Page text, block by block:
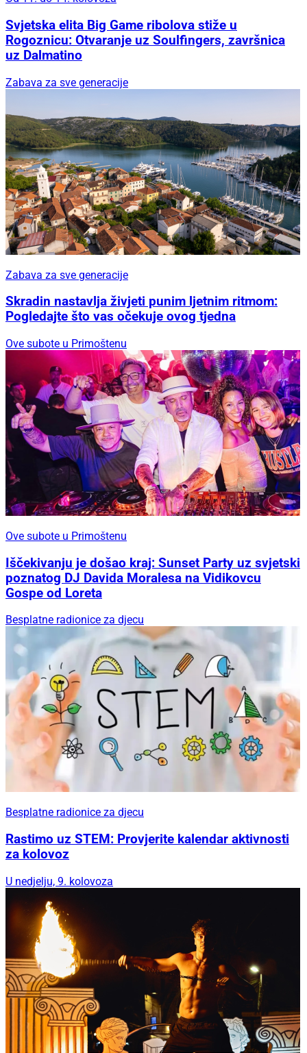
Svjetska elita Big Game ribolova stiže u
Rogoznicu: Otvaranje uz Soulfingers, završnica
uz Dalmatino
Zabava za sve generacije
Zabava za sve generacije
Skradin nastavlja živjeti punim ljetnim ritmom:
Pogledajte što vas očekuje ovog tjedna
Ove subote u Primoštenu
Ove subote u Primoštenu
Iščekivanju je došao kraj: Sunset Party uz svjetski
poznatog DJ Davida Moralesa na Vidikovcu
Gospe od Loreta
Besplatne radionice za djecu
Besplatne radionice za djecu
Rastimo uz STEM: Provjerite kalendar aktivnosti
za kolovoz
U nedjelju, 9. kolovoza